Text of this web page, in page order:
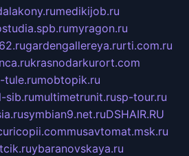
medikijob.ru
myragon.ru
gardengallereya.rurti.com.ru
krasnodarkurort.com
tule.rumobtopik.ru
sib.rumultimetrunit.rusp-tour.ru
symbian9.net.ruDSHAIR.RU
musavtomat.msk.ru
ybaranovskaya.ru